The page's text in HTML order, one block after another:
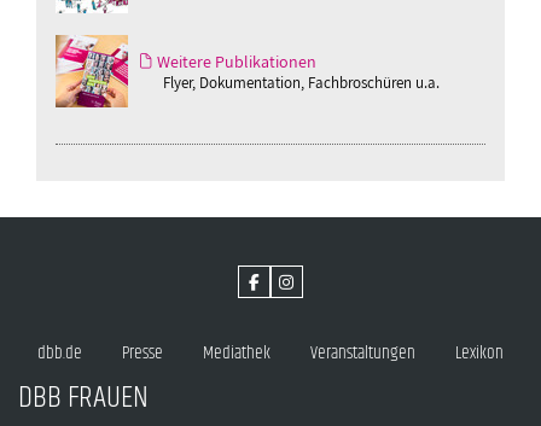
Weitere Publikationen
Flyer, Dokumentation, Fachbroschüren u.a.
dbb.de Presse Mediathek Veranstaltungen Lexikon
DBB FRAUEN